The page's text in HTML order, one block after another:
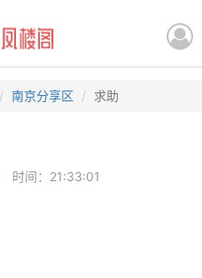
南京分享区 求助
时间：21:33:01